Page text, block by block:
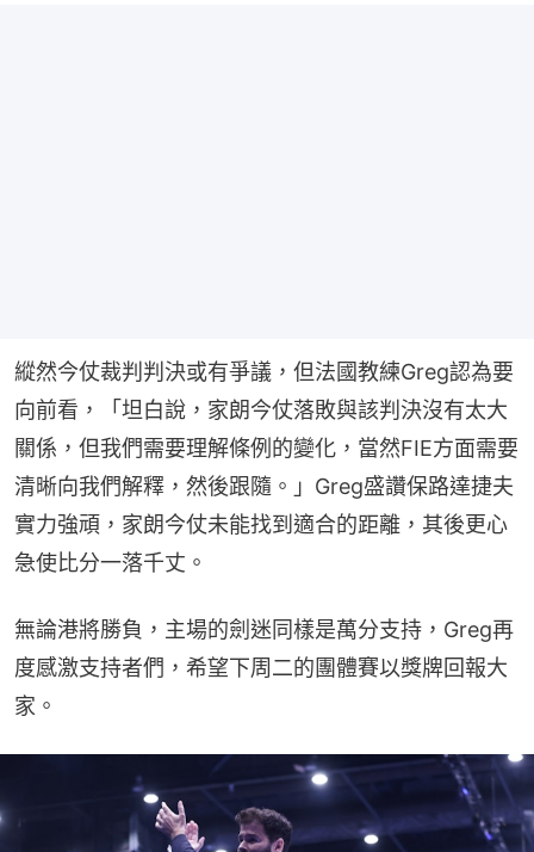
縱然今仗裁判判決或有爭議，但法國教練Greg認為要
向前看，「坦白說，家朗今仗落敗與該判決沒有太大
關係，但我們需要理解條例的變化，當然FIE方面需要
清晰向我們解釋，然後跟隨。」Greg盛讚保路達捷夫
實力強頑，家朗今仗未能找到適合的距離，其後更心
急使比分一落千丈。
無論港將勝負，主場的劍迷同樣是萬分支持，Greg再
度感激支持者們，希望下周二的團體賽以獎牌回報大
家。